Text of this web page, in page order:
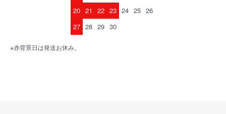
20 21 22 23 24 25 26
27 28 29 30
※赤背景日は発送お休み。